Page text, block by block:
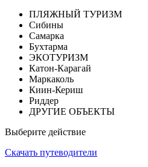
ПЛЯЖНЫЙ ТУРИЗМ
Сибины
Самарка
Бухтарма
ЭКОТУРИЗМ
Катон-Карагай
Маркаколь
Киин-Кериш
Риддер
ДРУГИЕ ОБЪЕКТЫ
Выберите действие
Скачать путеводители